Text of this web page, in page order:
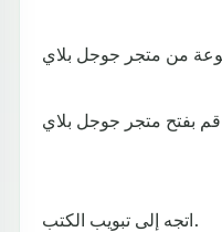
من متجر جوجل بلاي
اتجه إلى تبويب الكتب.